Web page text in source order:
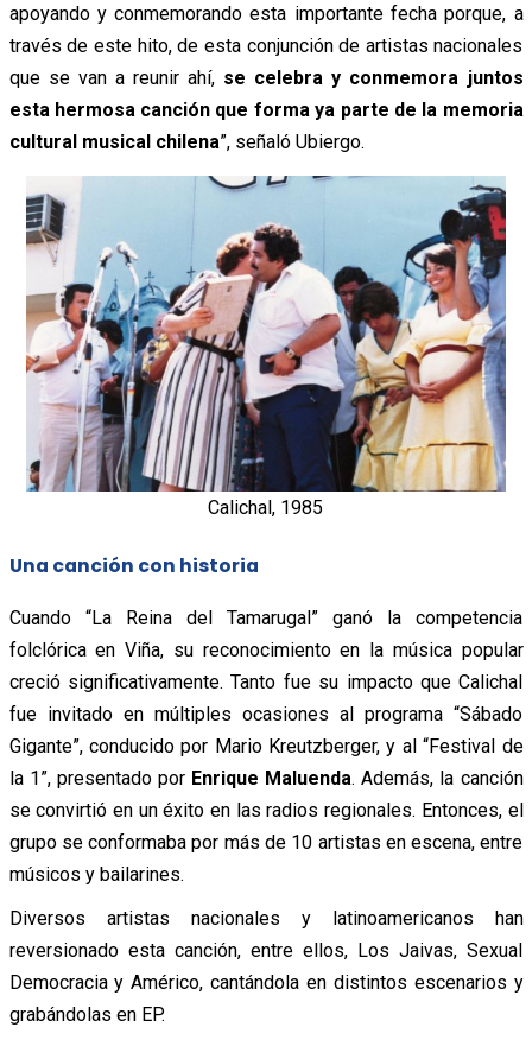
apoyando y conmemorando esta importante fecha porque, a
través de este hito, de esta conjunción de artistas nacionales
que se van a reunir ahí, se celebra y conmemora juntos
esta hermosa canción que forma ya parte de la memoria
cultural musical chilena”, señaló Ubiergo.
Calichal, 1985
Una canción con historia
Cuando “La Reina del Tamarugal” ganó la competencia
folclórica en Viña, su reconocimiento en la música popular
creció significativamente. Tanto fue su impacto que Calichal
fue invitado en múltiples ocasiones al programa “Sábado
Gigante”, conducido por Mario Kreutzberger, y al “Festival de
la 1”, presentado por Enrique Maluenda. Además, la canción
se convirtió en un éxito en las radios regionales. Entonces, el
grupo se conformaba por más de 10 artistas en escena, entre
músicos y bailarines.
Diversos artistas nacionales y latinoamericanos han
reversionado esta canción, entre ellos, Los Jaivas, Sexual
Democracia y Américo, cantándola en distintos escenarios y
grabándolas en EP.